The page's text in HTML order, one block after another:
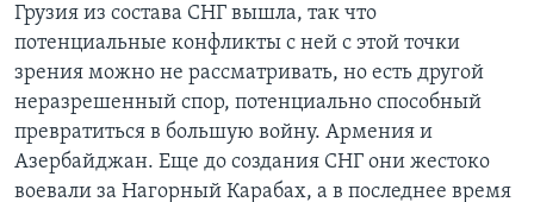
Грузия из состава СНГ вышла, так что
потенциальные конфликты с ней с этой точки
зрения можно не рассматривать, но есть другой
неразрешенный спор, потенциально способный
превратиться в большую войну. Армения и
Азербайджан. Еще до создания СНГ они жестоко
воевали за Нагорный Карабах, а в последнее время